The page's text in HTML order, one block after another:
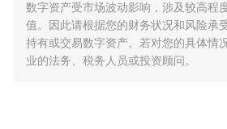
数字资产受市场波动影响，涉及较高程
值。因此请根据您的财务状况和风险承
持有或交易数字资产。若对您的具体情
业的法务、税务人员或投资顾问。